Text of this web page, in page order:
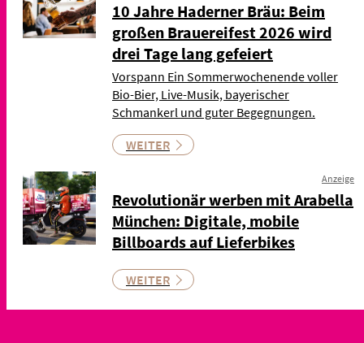
10 Jahre Haderner Bräu: Beim
großen Brauereifest 2026 wird
drei Tage lang gefeiert
Vorspann Ein Sommerwochenende voller
Bio-Bier, Live-Musik, bayerischer
Schmankerl und guter Begegnungen.
WEITER
Anzeige
Revolutionär werben mit Arabella
München: Digitale, mobile
Billboards auf Lieferbikes
WEITER